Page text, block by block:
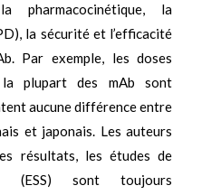
pharmacocinétique, la
la sécurité et l’efficacité
Par exemple, les doses
la plupart des mAb sont
aucune différence entre
et japonais. Les auteurs
résultats, les études de
(ESS) sont toujours